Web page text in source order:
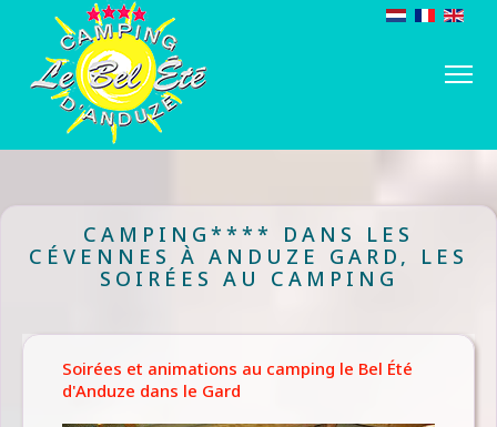
CAMPING**** DANS LES
CÉVENNES À ANDUZE GARD, LES
SOIRÉES AU CAMPING
Soirées et animations au camping le Bel Été
d'Anduze dans le Gard